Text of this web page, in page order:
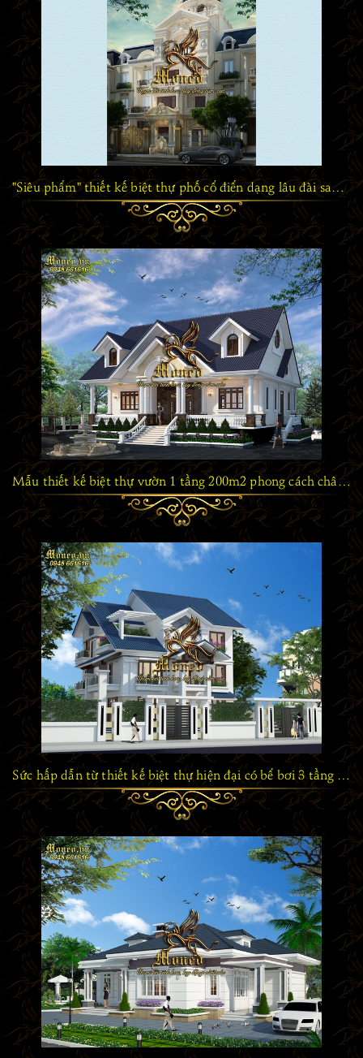
"Siêu phẩm" thiết kế biệt thự phố cổ điển dạng lâu đài sang trọng và đẳng cấp
Mẫu thiết kế biệt thự vườn 1 tầng 200m2 phong cách châu âu
Sức hấp dẫn từ thiết kế biệt thự hiện đại có bể bơi 3 tầng mái thái 150m2